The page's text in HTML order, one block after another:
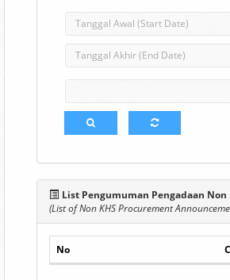
List Pengumuman Pengadaan Non
(List of Non KHS Procurement
No